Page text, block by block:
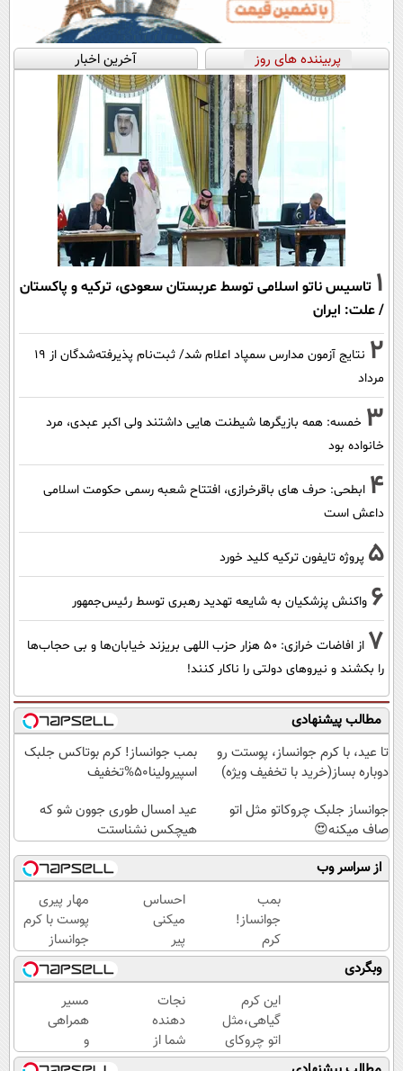
پربیننده های روز آخرین اخبار
1 تاسیس ناتو اسلامی توسط عربستان سعودی، ترکیه و پاکستان
/ علت: ایران
2
نتایج آزمون مدارس سمپاد اعلام شد/ ثبت‌نام پذیرفته‌شدگان از ۱۹
مرداد
3 خمسه: همه بازیگرها شیطنت هایی داشتند ولی اکبر عبدی، مرد
خانواده بود
4 ابطحی: حرف های باقرخرازی، افتتاح شعبه رسمی حکومت اسلامی
داعش است
5 پروژه تایفون ترکیه کلید خورد
6 واکنش پزشکیان به شایعه تهدید رهبری توسط رئیس‌جمهور
7
از افاضات خرازی: ۵۰ هزار حزب اللهی بریزند خیابان‌ها و بی حجاب‌ها
را بکشند و نیرو‌های دولتی را ناکار کنند!
مطالب پیشنهادی
تا عید، با کرم جوانساز، پوستت رو
دوباره بساز(خرید با تخفیف ویژه)
بمب جوانساز! کرم بوتاکس جلبک
اسپیرولینا50%تخفیف
جوانساز جلبک چروکاتو مثل اتو
صاف میکنه😍
عید امسال طوری جوون شو که
هیچکس نشناستت
از سراسر وب
بمب
جوانساز!
کرم
بوتاکس
جلبک
اسپیرولینا50%تخفیف
احساس
میکنی
پیر
شدی؟
جوانی
رو با
جوانساز
جلبک
تجربه
مهار پیری
پوست با کرم
جوانساز
پوست
آلمانی(تخفیف
ویژه تا
امشب)
وبگردی
این کرم
گیاهی،مثل
اتو چروکای
پوستتوصاف
نجات
دهنده
شما از
پیری!
مسیر
همراهی
و
گزارش